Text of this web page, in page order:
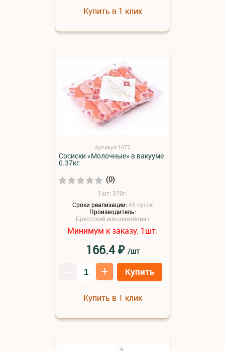
Купить в 1 клик
Артикул:1677
Сосиски «Молочные» в вакууме
0.37кг
(0)
1шт: 370г.
Сроки реализации:45 суток
Производитель:
Брестский мясокомбинат
Минимум к заказу: 1шт.
166.4₽ /шт
+ Купить
Купить в 1 клик